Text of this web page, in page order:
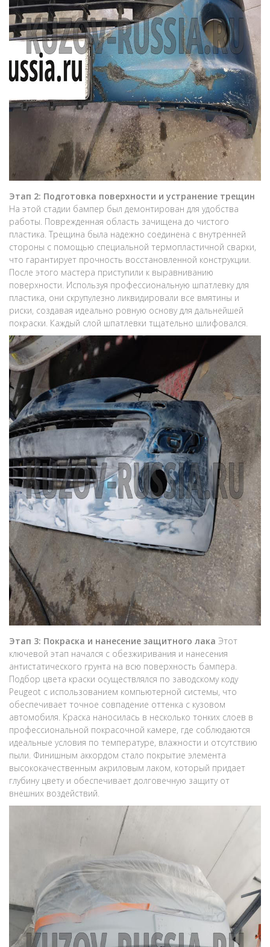
Этап 2: Подготовка поверхности и устранение трещин
На этой стадии бампер был демонтирован для удобства
работы. Поврежденная область зачищена до чистого
пластика. Трещина была надежно соединена с внутренней
стороны с помощью специальной термопластичной сварки,
что гарантирует прочность восстановленной конструкции.
После этого мастера приступили к выравниванию
поверхности. Используя профессиональную шпатлевку для
пластика, они скрупулезно ликвидировали все вмятины и
риски, создавая идеально ровную основу для дальнейшей
покраски. Каждый слой шпатлевки тщательно шлифовался.
Этап 3: Покраска и нанесение защитного лака Этот
ключевой этап начался с обезжиривания и нанесения
антистатического грунта на всю поверхность бампера.
Подбор цвета краски осуществлялся по заводскому коду
Peugeot с использованием компьютерной системы, что
обеспечивает точное совпадение оттенка с кузовом
автомобиля. Краска наносилась в несколько тонких слоев в
профессиональной покрасочной камере, где соблюдаются
идеальные условия по температуре, влажности и отсутствию
пыли. Финишным аккордом стало покрытие элемента
высококачественным акриловым лаком, который придает
глубину цвету и обеспечивает долговечную защиту от
внешних воздействий.